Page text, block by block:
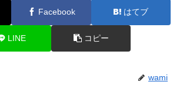
Facebook はてブ
LINE コピー
wami